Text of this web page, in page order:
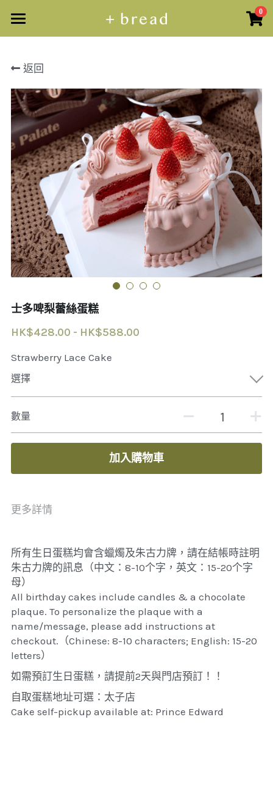
0
主頁
所有商品
商品預訂
原個蛋糕
散水餅
曲奇/禮盒
麵包課堂
鹼水貝果課
德國鹼水結課
紐約貝果課
日式海鹽卷課
卡通貝果課（造型）
活動定制
搜索
繁體中文
繁體中文
+852 57403925
Info@plusbread.com
聯繫我們
返回
士多啤梨蕾絲蛋糕
HK$428.00 - HK$588.00
Strawberry Lace Cake
選擇
數量
加入購物車
更多詳情
所有生日蛋糕均會含蠟燭及朱古力牌，請在結帳時註明
朱古力牌的訊息（中文：8-10个字，英文：15-20个字
母）
All birthday cakes include candles & a chocolate
plaque. To personalize the plaque with a
name/message, please add instructions at
checkout.（Chinese: 8-10 characters; English: 15-20
letters）
如需預訂生日蛋糕，請提前2天與門店預訂！！
自取蛋糕地址可選：太子店
Cake self-pickup available at: Prince Edward
×
商品分類
所有商品分類
司康 · 可麗露
馬芬蛋糕 · 瑪德蓮
曲奇 · 禮盒
蛋糕甜品
原個蛋糕